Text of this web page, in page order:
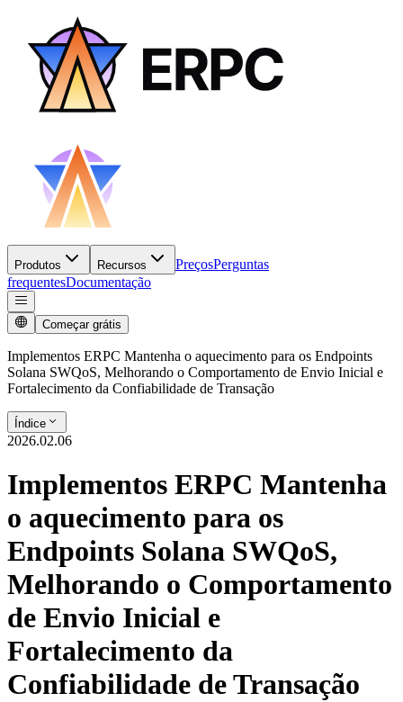
Produtos Recursos PreçosPerguntas
frequentesDocumentação
Começar grátis
Implementos ERPC Mantenha o aquecimento para os Endpoints
Solana SWQoS, Melhorando o Comportamento de Envio Inicial e
Fortalecimento da Confiabilidade de Transação
Índice
2026.02.06
Implementos ERPC Mantenha
o aquecimento para os
Endpoints Solana SWQoS,
Melhorando o Comportamento
de Envio Inicial e
Fortalecimento da
Confiabilidade de Transação